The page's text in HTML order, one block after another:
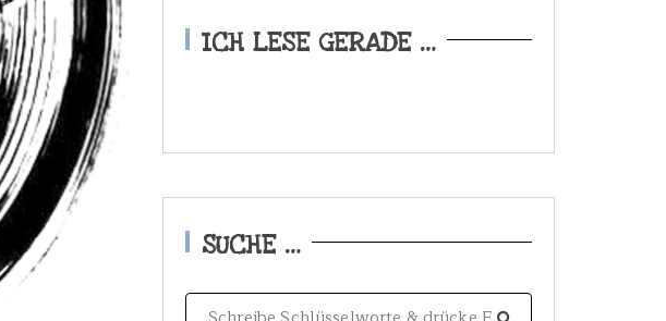
ICH LESE GERADE …
SUCHE …
S